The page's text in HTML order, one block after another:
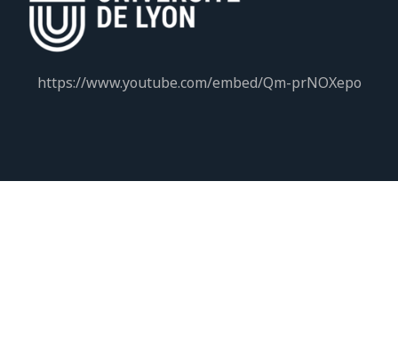
https://www.youtube.com/embed/Qm-prNOXepo